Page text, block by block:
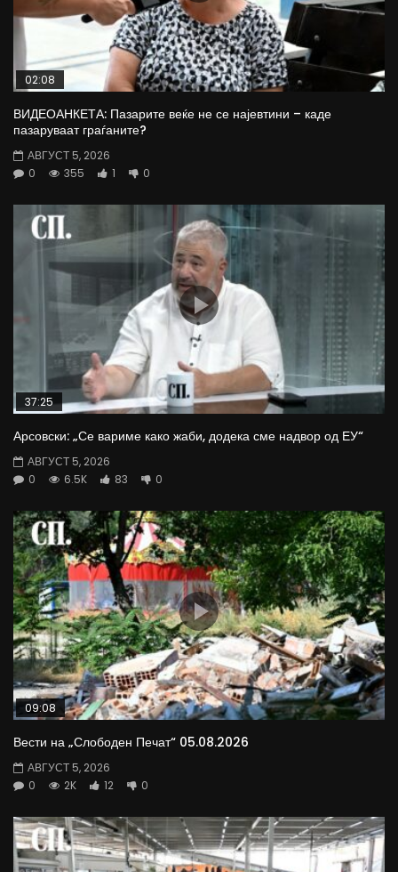
02:08
ВИДЕОАНКЕТА: Пазарите веќе не се најевтини – каде
пазаруваат граѓаните?
АВГУСТ 5, 2026
0
355 1 0
37:25
Арсовски: „Се вариме како жаби, додека сме надвор од ЕУ“
АВГУСТ 5, 2026
0
6.5K 83 0
09:08
Вести на „Слободен Печат“ 05.08.2026
АВГУСТ 5, 2026
0
2K 12 0